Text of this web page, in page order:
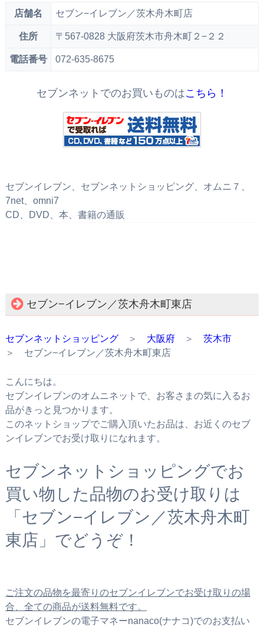
店舗名 セブン−イレブン／茨木舟木町店
住所 〒567-0828 大阪府茨木市舟木町２−２２
電話番号 072-635-8675
セブンネットでのお買いものはこちら！
セブンイレブン、セブンネットショッピング、オムニ７、
7net、omni7
CD、DVD、本、書籍の通販
セブン−イレブン／茨木舟木町東店
セブンネットショッピング＞ 大阪府＞ 茨木市
＞ セブン−イレブン／茨木舟木町東店
こんにちは。
セブンイレブンのオムニネットで、お客さまの気に入るお
品がきっと見つかります。
このネットショップでご購入頂いたお品は、お近くのセブ
ンイレブンでお受け取りになれます。
セブンネットショッピングでお
買い物した品物のお受け取りは
「セブン−イレブン／茨木舟木町
東店」でどうぞ！
ご注文の品物を最寄りのセブンイレブンでお受け取りの場
合、全ての商品が送料無料です。
セブンイレブンの電子マネーnanaco(ナナコ)でのお支払い